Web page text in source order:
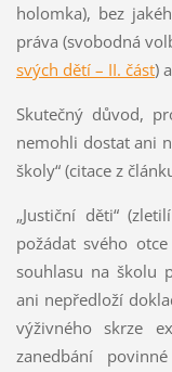
holomka), bez
práva (svobodná
svých dětí – II. část)
Skutečný důvod,
nemohli dostat ani
školy“ (citace z
„Justiční děti“
požádat svého
souhlasu na školu
ani nepředloží
výživného skrze
zanedbání